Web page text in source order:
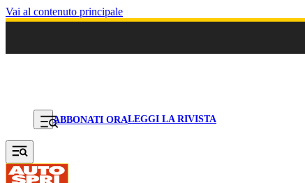
Vai al contenuto principale
ABBONATI ORALEGGI LA RIVISTA